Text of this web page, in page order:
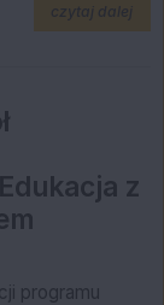
czytaj dalejna
z
programu